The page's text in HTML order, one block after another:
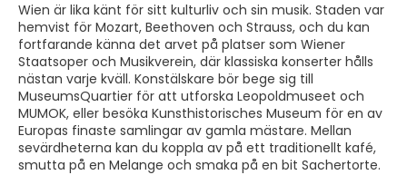
Wien är lika känt för sitt kulturliv och sin musik. Staden var
hemvist för Mozart, Beethoven och Strauss, och du kan
fortfarande känna det arvet på platser som Wiener
Staatsoper och Musikverein, där klassiska konserter hålls
nästan varje kväll. Konstälskare bör bege sig till
MuseumsQuartier för att utforska Leopoldmuseet och
MUMOK, eller besöka Kunsthistorisches Museum för en av
Europas finaste samlingar av gamla mästare. Mellan
sevärdheterna kan du koppla av på ett traditionellt kafé,
smutta på en Melange och smaka på en bit Sachertorte.